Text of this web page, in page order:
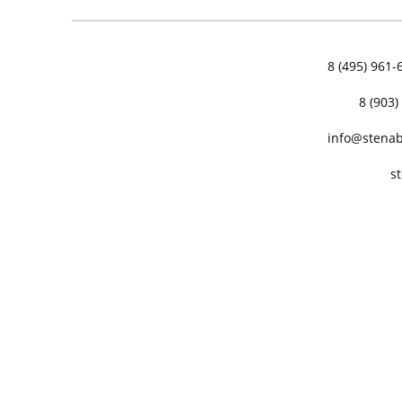
8 (495) 961-
8